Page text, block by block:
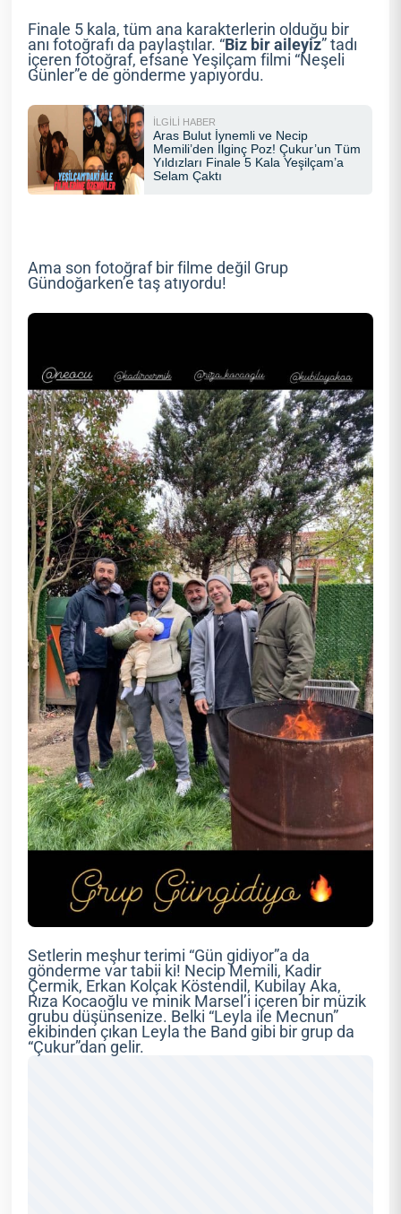
Finale 5 kala, tüm ana karakterlerin olduğu bir
anı fotoğrafı da paylaştılar. “Biz bir aileyiz” tadı
içeren fotoğraf, efsane Yeşilçam filmi “Neşeli
Günler”e de gönderme yapıyordu.
Ama son fotoğraf bir filme değil Grup
Gündoğarken’e taş atıyordu!
Setlerin meşhur terimi “Gün gidiyor”a da
gönderme var tabii ki! Necip Memili, Kadir
Çermik, Erkan Kolçak Köstendil, Kubilay Aka,
Rıza Kocaoğlu ve minik Marsel’i içeren bir müzik
grubu düşünsenize. Belki “Leyla ile Mecnun”
ekibinden çıkan Leyla the Band gibi bir grup da
“Çukur”dan gelir.